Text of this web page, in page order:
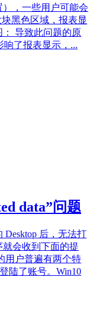
，一些用户可能会
黑色区域，报表显
导致此问题的原
响了报表显示，...
data”问题
后，无法打
会收到下面的提
用户普遍有两个特
陆了账号。Win10